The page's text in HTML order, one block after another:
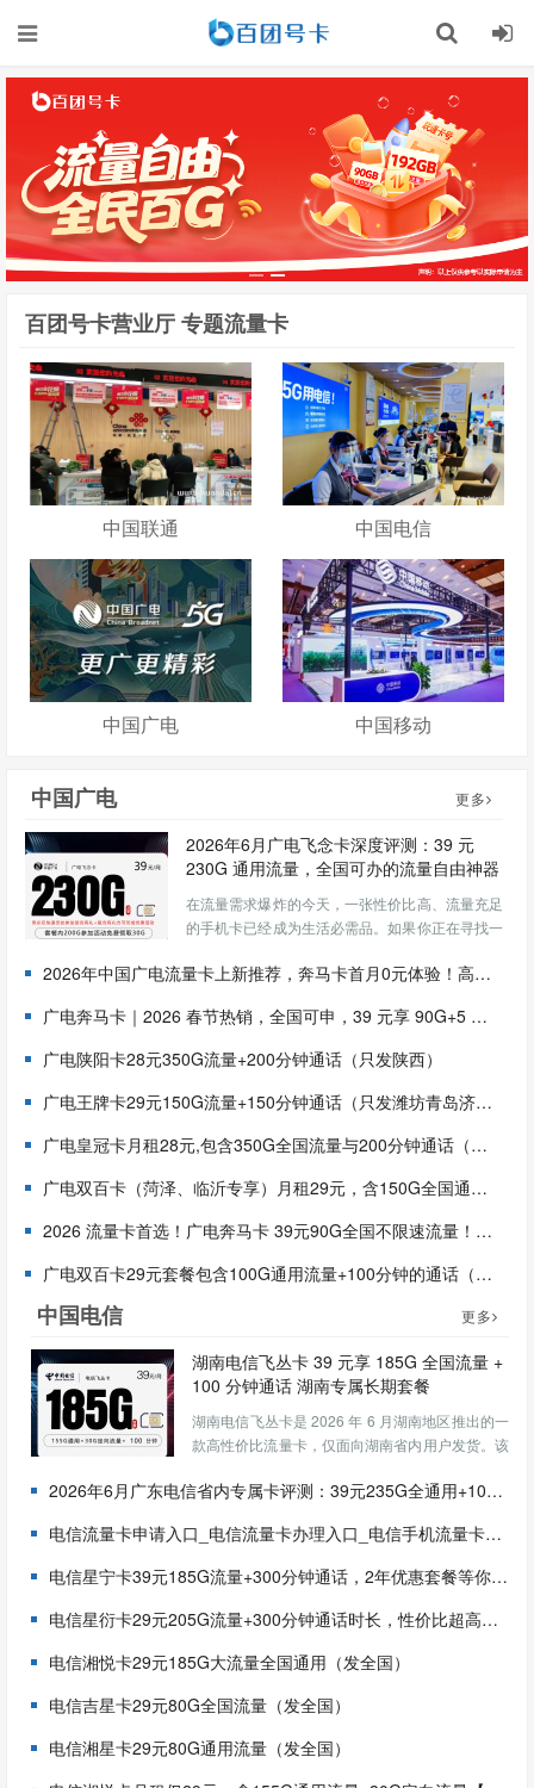
百团号卡营业厅 专题流量卡
中国联通 中国电信
中国广电 中国移动
中国广电 更多
2026年6月广电飞念卡深度评测：39 元
230G 通用流量，全国可办的流量自由神器
在流量需求爆炸的今天，一张性价比高、流量充足
的手机卡已经成为生活必需品。如果你正在寻找一
手机卡，那么 2026 年 6 月最新推出的广电飞念卡
（...
2026年中国广电流量卡上新推荐，奔马卡首月0元体验！高性价比大流量卡
广电奔马卡｜2026 春节热销，全国可申，39 元享 90G+5 年长期优惠
广电陕阳卡28元350G流量+200分钟通话（只发陕西）
广电王牌卡29元150G流量+150分钟通话（只发潍坊青岛济南）
广电皇冠卡月租28元,包含350G全国流量与200分钟通话（只发潍坊青岛济南）
广电双百卡（菏泽、临沂专享）月租29元，含150G全国通用流量+150 分钟国内语音，首月免费
2026 流量卡首选！广电奔马卡 39元90G全国不限速流量！首月免费，全国可发，5 年长期优惠，冲！
广电双百卡29元套餐包含100G通用流量+100分钟的通话（发全国）
中国电信 更多
湖南电信飞丛卡 39 元享 185G 全国流量 +
100 分钟通话 湖南专属长期套餐
湖南电信飞丛卡是 2026 年 6 月湖南地区推出的一
款高性价比流量卡，仅面向湖南省内用户发货。该
流量 + 100 分钟全国通话，并且是长期有效套餐，
2026年6月广东电信省内专属卡评测：39元235G全通用+100 分钟，首月免费的两年神卡
电信流量卡申请入口_电信流量卡办理入口_电信手机流量卡网上申请办理
电信星宁卡39元185G流量+300分钟通话，2年优惠套餐等你来领！（只发浙江）
电信星衍卡29元205G流量+300分钟通话时长，性价比超高哦！（只发浙江）
电信湘悦卡29元185G大流量全国通用（发全国）
电信吉星卡29元80G全国流量（发全国）
电信湘星卡29元80G通用流量（发全国）
忘记密码 ?